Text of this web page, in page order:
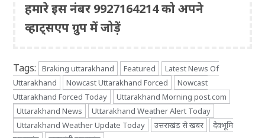
हमारे इस नंबर 9927164214 को अपने
व्हाट्सएप ग्रुप में जोड़ें
Tags: Braking uttarakhand Featured
Latest News Of
Uttarakhand
Nowcast Uttarakhand Forced
Nowcast
Uttarakhand Forced Today
Uttarakhand Morning post.com
Uttarakhand News
Uttarakhand Weather Alert Today
Uttarakhand Weather Update Today
उत्तराखंड से खबर
देवभूमि